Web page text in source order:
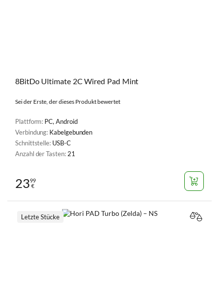
8BitDo Ultimate 2C Wired Pad Mint
Sei der Erste, der dieses Produkt bewertet
Plattform: PC, Android
Verbindung: Kabelgebunden
Schnittstelle: USB-C
Anzahl der Tasten: 21
2399
€
Letzte Stücke